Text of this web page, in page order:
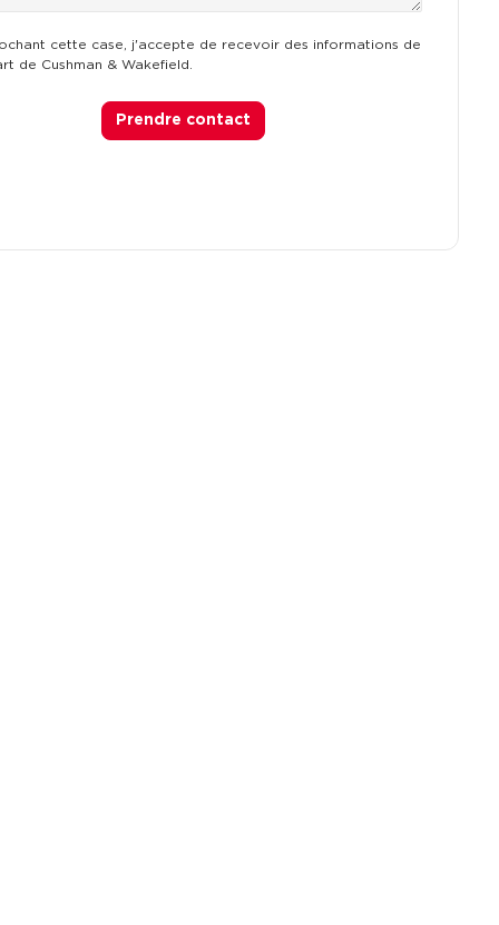
cette case, j'accepte de recevoir des informations de
de Cushman & Wakefield.
Prendre contact